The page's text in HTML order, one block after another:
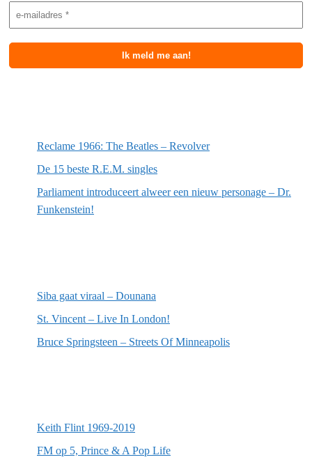
Reclame 1966: The Beatles – Revolver
De 15 beste R.E.M. singles
Parliament introduceert alweer een nieuw personage – Dr.
Funkenstein!
Siba gaat viraal – Dounana
St. Vincent – Live In London!
Bruce Springsteen – Streets Of Minneapolis
Keith Flint 1969-2019
FM op 5, Prince & A Pop Life